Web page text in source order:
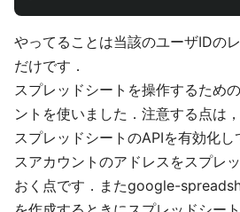
やってることは当該のユーザIDの
だけです．
スプレッドシートを操作するため
ントを使いました．注意する点は
スプレッドシートのAPIを有効化
スアカウントのアドレスをスプレ
おく点です．またgoogle-